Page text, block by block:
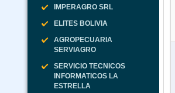
IMPERAGRO SRL
ELITES BOLIVIA
AGROPECUARIA
SERVIAGRO
SERVICIO TECNICOS
INFORMATICOS LA
ESTRELLA